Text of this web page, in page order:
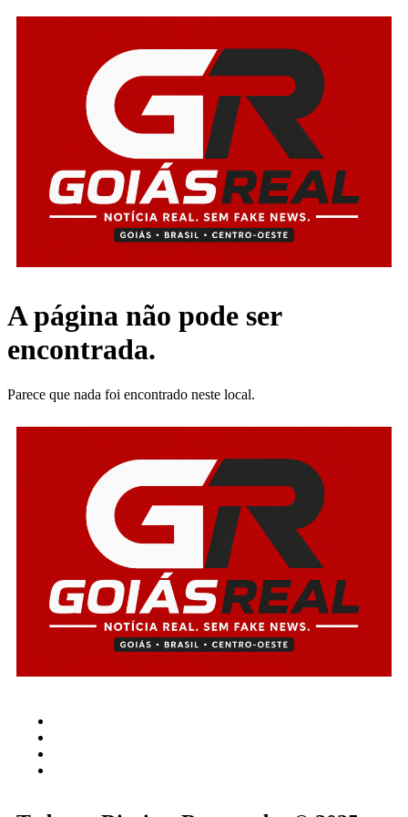
A página não pode ser
encontrada.
Parece que nada foi encontrado neste local.